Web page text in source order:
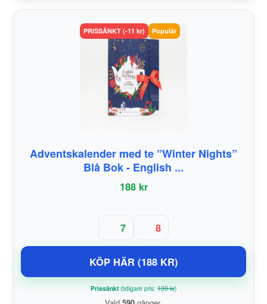
PRISSÄNKT (-11 kr) Populär
Adventskalender med te ”Winter Nights”
Blå Bok - English ...
188 kr
7 8
KÖP HÄR (188 KR)
Prissänkt(tidigare pris: 199 kr)